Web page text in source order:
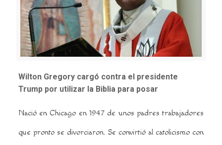
Wilton Gregory cargó contra el presidente
Trump por utilizar la Biblia para posar
Nació en Chicago en 1947 de unos padres trabajadores
que pronto se divorciaron. Se convirtió al catolicismo con